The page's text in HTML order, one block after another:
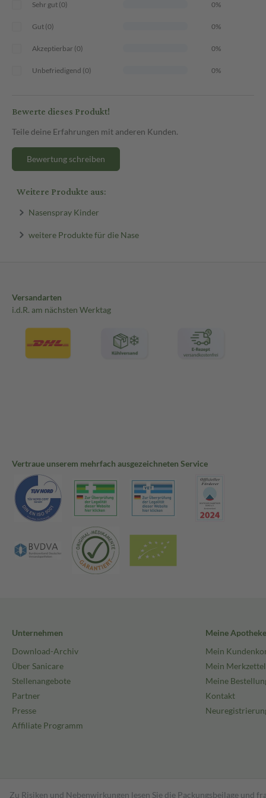
Sehr gut (0) 0%
Gut (0) 0%
Akzeptierbar (0) 0%
Unbefriedigend (0) 0%
Bewerte dieses Produkt!
Teile deine Erfahrungen mit anderen Kunden.
Bewertung schreiben
Weitere Produkte aus:
Nasenspray Kinder
weitere Produkte für die Nase
Versandarten
i.d.R. am nächsten Werktag
Vertraue unserem mehrfach ausgezeichneten Service
Unternehmen
Download-Archiv
Über Sanicare
Stellenangebote
Partner
Presse
Affiliate Programm
Meine Apotheke
Mein
Mein Merkzettel
Meine
Kontakt
Zu Risiken und Nebenwirkungen lesen Sie die Packungsbeilage